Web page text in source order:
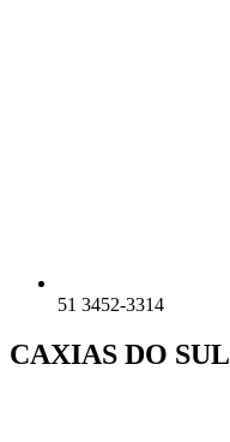
51 3452-3314
CAXIAS DO SUL